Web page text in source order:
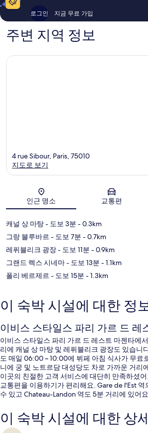
기
1,009
개
로그인 지금 무료 가입
주변 지역 정보
지도
4 rue Sibour, Paris, 75010
지도로 보기
인근 명소 교통편
캐널 상 마탕- 도보 3분 - 0.3km
그랑 블루바르 - 도보 7분 - 0.7km
레퓌블리크 광장- 도보 11분 - 0.9km
그랜드 렉스 시네마- 도보 13분 - 1.1km
폴리 베르제르 - 도보 15분 - 1.3km
이 숙박 시설에 대한 정
이비스 스타일스 파리 가르 드 레
이비스 스타일스 파리 가르 드 레스트 마젠타에
리에 캐널 상 마탕 및 레퓌블리크 광장도 있습니
도 매일 06:00 ~ 10:00에 뷔페 아침 식사가 무료
니에 궁 및 노트르담 대성당도 차로 가까운 거리
이곳의 친절한 고객 서비스에 대단히 만족하셨
교통편을 이용하기가 편리해요. Gare de l'Est
수 있고 Chateau-Landon 역도 5분 거리에 있어
이 숙박 시설에 대한 상